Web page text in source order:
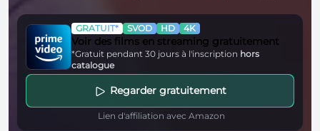
GRATUIT* SVOD HD 4K
Voir des films en streaming gratuitement
*Gratuit pendant 30 jours à l'inscription hors
catalogue
Regarder gratuitement
Lien d'affiliation avec Amazon